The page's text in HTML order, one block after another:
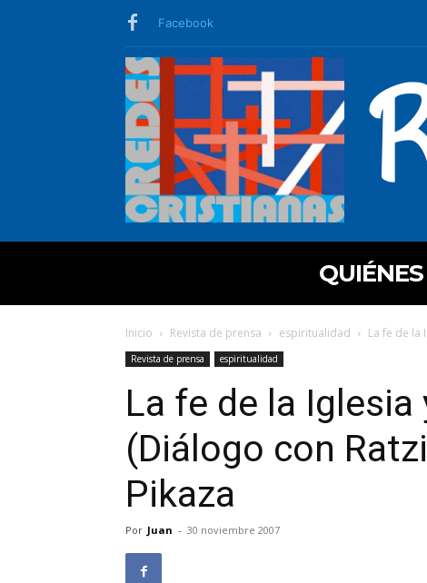
Facebook
Inicio Revista de prensa espiritualidad La fe de la
Revista de prensa espiritualidad
La fe de la
(Diálogo con
Pikaza
Por Juan - 30 noviembre 2007